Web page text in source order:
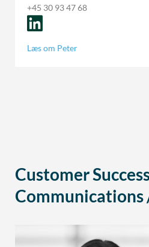
+45 30 93 47 68
Læs om Peter
Customer
Communications